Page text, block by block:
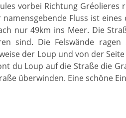
vorbei Richtung
namensgebende Fluss ist
nur 49km ins Meer. Die
sind. Die Felswände
der Loup und von der
du Loup auf die Straße die
überwinden. Eine schöne